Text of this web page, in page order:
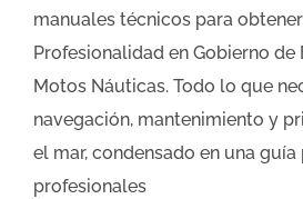
manuales técnicos para
Profesionalidad en Gobierno
Motos Náuticas. Todo lo que
navegación, mantenimiento y
el mar, condensado en una
profesionales